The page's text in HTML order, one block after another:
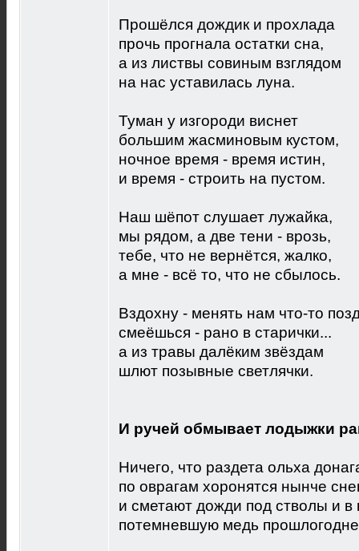
Прошёлся дождик и прохлада
прочь прогнала остатки сна,
а из листвы совиным взглядом
на нас уставилась луна.
Туман у изгороди виснет
большим жасминовым кустом,
ночное время - время истин,
и время - строить на пустом.
Наш шёпот слушает лужайка,
мы рядом, а две тени - врозь,
тебе, что не вернётся, жалко,
а мне - всё то, что не сбылось.
Вздохну - менять нам что-то
смеёшься - рано в старички...
а из травы далёким звёздам
шлют позывные светлячки.
И ручей обмывает лодыжки
Ничего, что раздета ольха
по оврагам хоронятся нынче
и сметают дожди под стволы и в
потемневшую медь